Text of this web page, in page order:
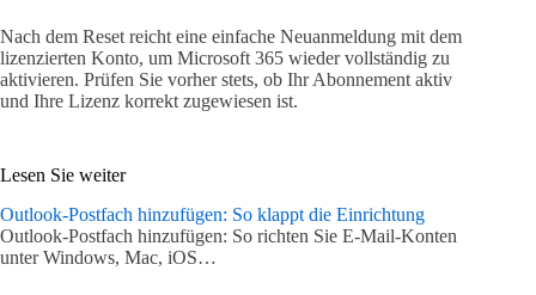
Nach dem Reset reicht eine einfache Neuanmeldung mit dem
lizenzierten Konto, um Microsoft 365 wieder vollständig zu
aktivieren. Prüfen Sie vorher stets, ob Ihr Abonnement aktiv
und Ihre Lizenz korrekt zugewiesen ist.
Lesen Sie weiter
Outlook-Postfach hinzufügen: So klappt die Einrichtung
Outlook-Postfach hinzufügen: So richten Sie E-Mail-Konten
unter Windows, Mac, iOS…